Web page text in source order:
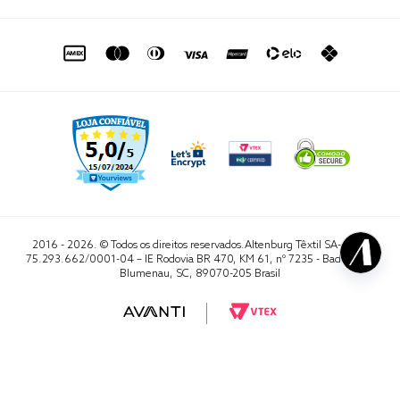
sac@altenburg.com.br
2016 - 2026. © Todos os direitos reservados.Altenburg Têxtil SA- CNPJ
75.293.662/0001-04 – IE Rodovia BR 470, KM 61, nº 7235 - Badenfurt,
Blumenau, SC, 89070-205 Brasil